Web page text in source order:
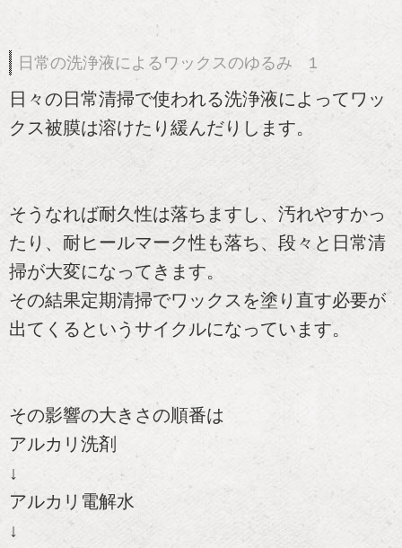
日常の洗浄液によるワックスのゆるみ 1
日々の日常清掃で使われる洗浄液によってワッ
クス被膜は溶けたり緩んだりします。
そうなれば耐久性は落ちますし、汚れやすかっ
たり、耐ヒールマーク性も落ち、段々と日常清
掃が大変になってきます。
その結果定期清掃でワックスを塗り直す必要が
出てくるというサイクルになっています。
その影響の大きさの順番は
アルカリ洗剤
↓
アルカリ電解水
↓